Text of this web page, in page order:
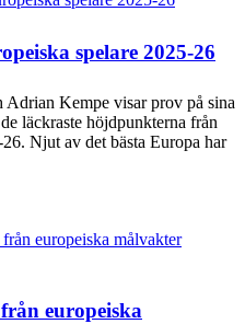
spelare 2025-26
Kempe visar prov på sina
läckraste höjdpunkterna från
Njut av det bästa Europa har
europeiska